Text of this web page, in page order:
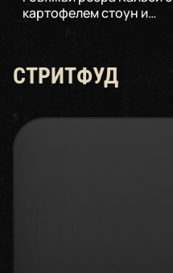
картофелем стоун и
СТРИТФУД